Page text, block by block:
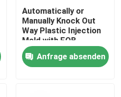
Automatically or
Manually Knock Out
Way Plastic Injection
Mold with FOB
Incoterm and
DME/Hasco Standard
Anfrage absenden